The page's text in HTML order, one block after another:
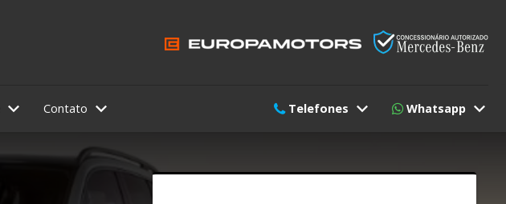
Contato Telefones Whatsapp